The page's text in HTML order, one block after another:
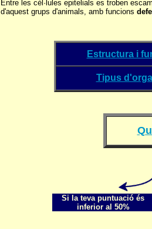
Entre les cèl·lules epitelials es troben
d'aquest grups d'animals, amb funcions
Estructura i
Tipus
Si la teva puntuació és
inferior al 50%